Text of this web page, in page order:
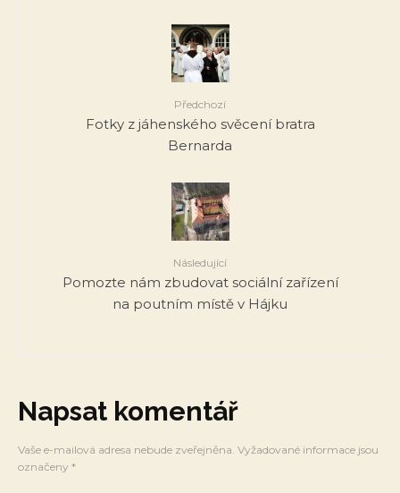
Předchozí
Fotky z jáhenského svěcení bratra
Bernarda
Následující
Pomozte nám zbudovat sociální zařízení
na poutním místě v Hájku
Napsat komentář
Vaše e-mailová adresa nebude zveřejněna. Vyžadované informace jsou
označeny *